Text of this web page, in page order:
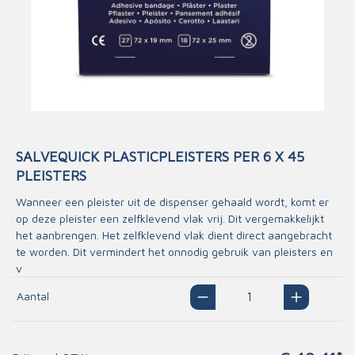
SALVEQUICK PLASTICPLEISTERS PER 6 X 45
PLEISTERS
Wanneer een pleister uit de dispenser gehaald wordt, komt er
op deze pleister een zelfklevend vlak vrij. Dit vergemakkelijkt
het aanbrengen. Het zelfklevend vlak dient direct aangebracht
te worden. Dit vermindert het onnodig gebruik van pleisters en
v
Aantal